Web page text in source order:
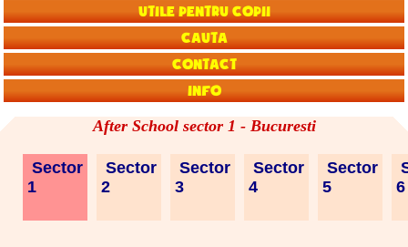
Utile pentru copii
Cauta
Contact
Info
After School sector 1 - Bucuresti
Sector
1
Sector
2
Sector
3
Sector
4
Sector
5